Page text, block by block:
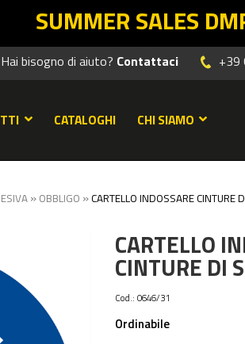
SALES DMR: il
Hai bisogno di aiuto? Contattaci +39
CATALOGHI CHI SIAMO
» OBBLIGO »CARTELLO INDOSSARE CINTURE
CARTELLO
CINTURE DI
Cod.: 0646/31
Ordinabile